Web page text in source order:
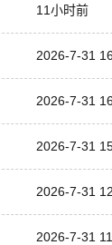
11小时前
2026-7-31
2026-7-31
2026-7-31
2026-7-31
2026-7-31